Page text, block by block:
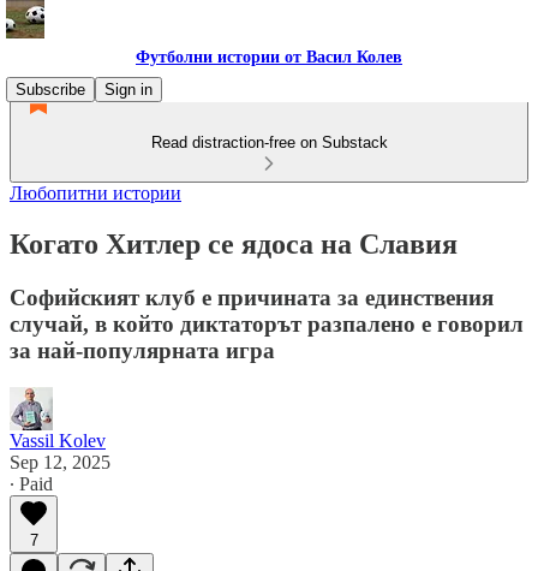
Футболни истории от Васил Колев
Subscribe
Sign in
Read distraction-free on Substack
Любопитни истории
Когато Хитлер се ядоса на Славия
Софийският клуб е причината за единствения
случай, в който диктаторът разпалено е говорил
за най-популярната игра
Vassil Kolev
Sep 12, 2025
∙ Paid
7